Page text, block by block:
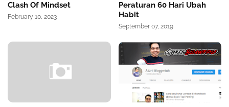
Clash Of Mindset
February 10, 2023
Peraturan 60 Hari Ubah
Habit
September 07, 2019